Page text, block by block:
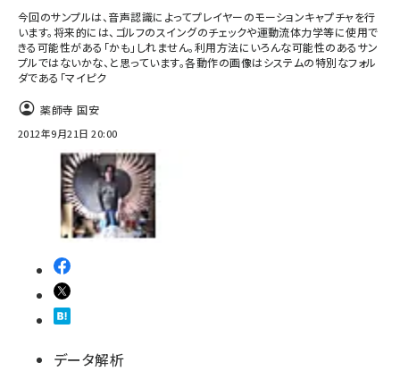
今回のサンプルは、音声認識によってプレイヤーのモーションキャプチャを行
います。将来的には、ゴルフのスイングのチェックや運動流体力学等に使用で
きる可能性がある「かも」しれません。利用方法にいろんな可能性のあるサン
プルではないかな、と思っています。各動作の画像はシステムの特別なフォル
ダである「マイピク
薬師寺 国安
2012年9月21日 20:00
データ解析